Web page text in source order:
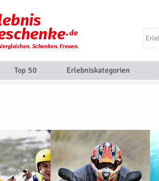
Top 50 Erlebniskategorien